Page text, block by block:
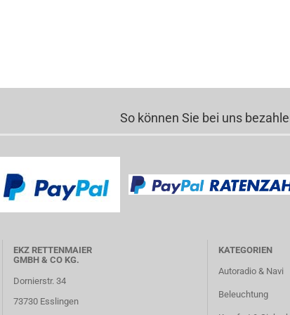
So können Sie bei uns
EKZ RETTENMAIER
GMBH & CO KG.
Dornierstr. 34
73730 Esslingen
KATEGORIEN
Autoradio & Navi
Beleuchtung